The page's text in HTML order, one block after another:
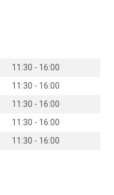
11:30 - 16:00
11:30 - 16:00
11:30 - 16:00
11:30 - 16:00
11:30 - 16:00